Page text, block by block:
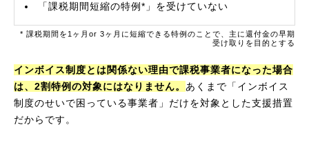
「課税期間短縮の特例*」を受けていない
* 課税期間を1ヶ月or 3ヶ月に短縮できる特例のことで、主に還付金の早期
受け取りを目的とする
インボイス制度とは関係ない理由で課税事業者になった場合
は、2割特例の対象にはなりません。 あくまで「インボイス
制度のせいで困っている事業者」だけを対象とした支援措置
だからです。